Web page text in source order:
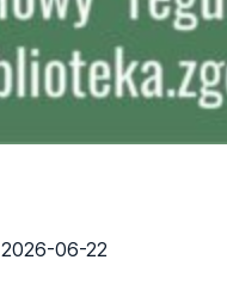
2026-06-22